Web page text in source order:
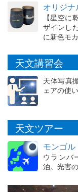
オリジ
【星空に
ザインし
に新色モ
天文講習会
天体写真
ェアの使
天文ツアー
モンゴ
ウランバ
泊。光害